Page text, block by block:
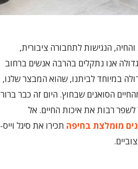
הנגישות לתחבורה ציבורית,
אנו נתקלים בהרבה אנשים ברחוב
במיוחד לביתנו, שהוא המבצר שלנו,
הסואנים שבחוץ. היום זה כבר ברור
רבות את איכות החיים. אל
מומלצת בחיפה תכירו את סיגל וייס-